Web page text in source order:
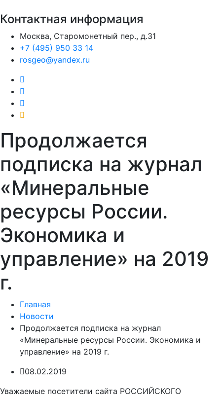
Контактная информация
Москва, Старомонетный пер., д.31
+7 (495) 950 33 14
rosgeo@yandex.ru
Продолжается
подписка на журнал
«Минеральные
ресурсы России.
Экономика и
управление» на 2019
г.
Главная
Новости
Продолжается подписка на журнал
«Минеральные ресурсы России. Экономика и
управление» на 2019 г.
08.02.2019
Уважаемые посетители сайта РОССИЙСКОГО